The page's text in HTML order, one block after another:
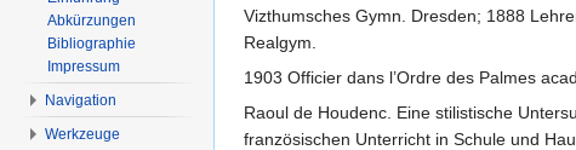
Vizthumsches Gymn. Dresden; 1888
Realgym.
1903 Officier dans l’Ordre des Palmes
Raoul de Houdenc. Eine stilistische
französischen Unterricht in Schule und
Abkürzungen
Bibliographie
Impressum
Navigation
Werkzeuge